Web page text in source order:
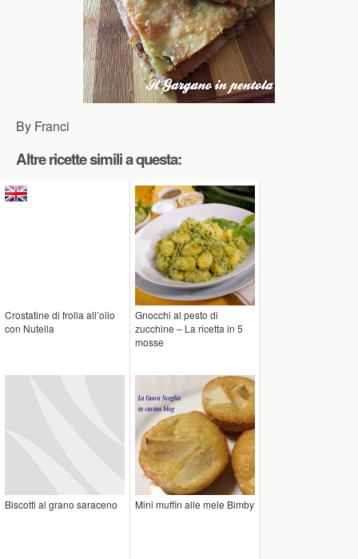
By Franci
Altre ricette simili a questa:
Crostatine di frolla all’olio
con Nutella
Gnocchi al pesto di
zucchine – La ricetta in 5
mosse
Biscotti al grano saraceno Mini muffin alle mele Bimby